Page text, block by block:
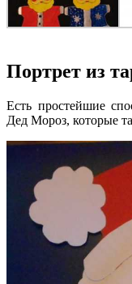
Портрет из
Есть простейшие
Дед Мороз, которые